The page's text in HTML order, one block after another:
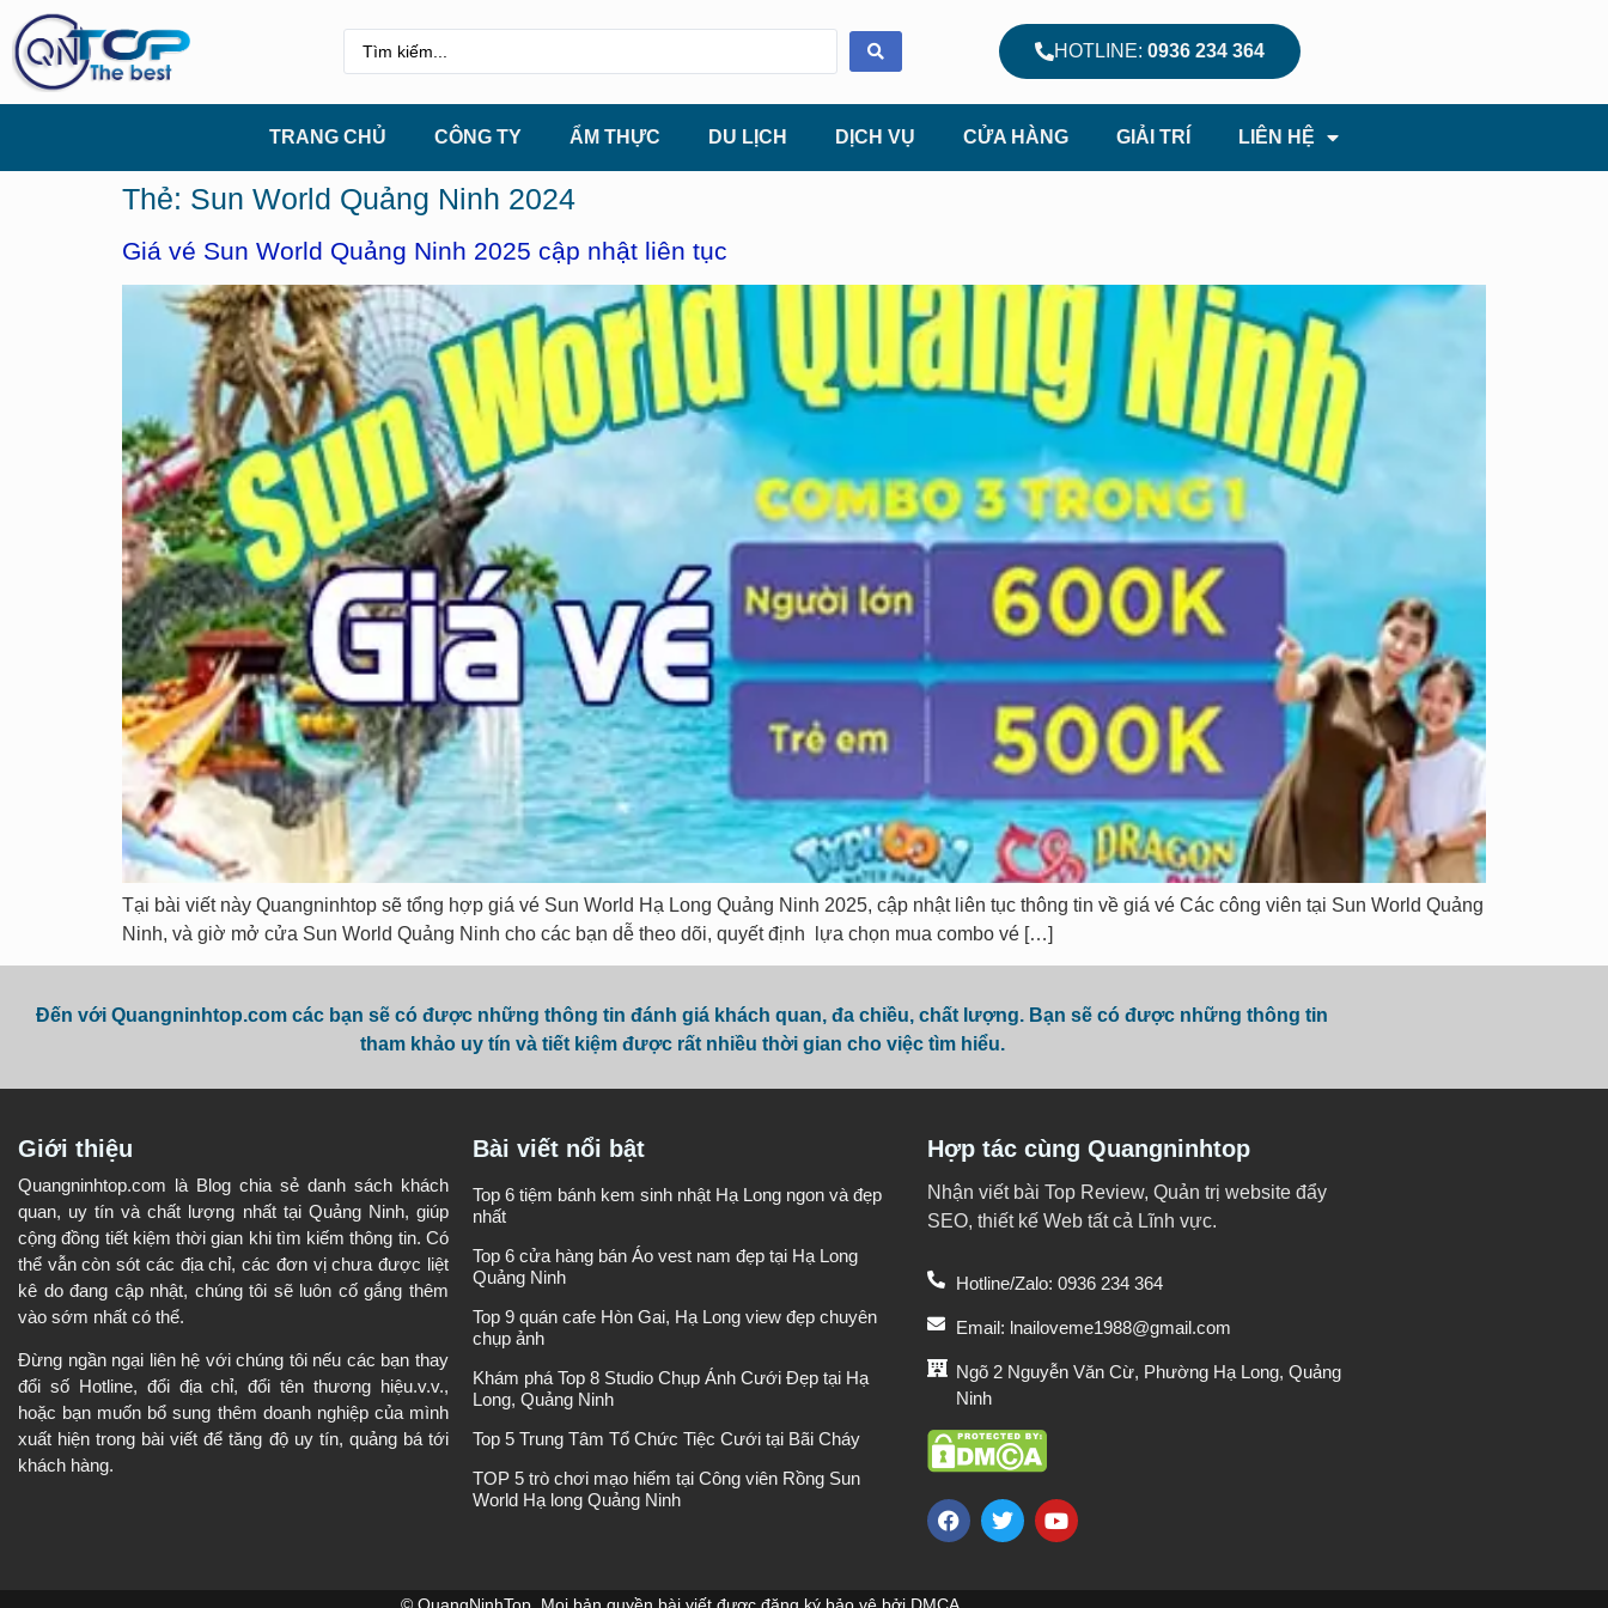
HOTLINE:0936 234 364
TRANG CHỦ CÔNG TY ẨM THỰC DU LỊCH DỊCH VỤ CỬA HÀNG GIẢI TRÍ LIÊN HỆ
Thẻ: Sun World Quảng Ninh 2024
Giá vé Sun World Quảng Ninh 2025 cập nhật liên tục
Tại bài viết này Quangninhtop sẽ tổng hợp giá vé Sun World Hạ Long Quảng Ninh 2025, cập nhật liên tục thông tin về giá vé Các công viên tại Sun World Quảng
Ninh, và giờ mở cửa Sun World Quảng Ninh cho các bạn dễ theo dõi, quyết định lựa chọn mua combo vé […]
Đến với Quangninhtop.com các bạn sẽ có được những thông tin đánh giá khách quan, đa chiều, chất lượng. Bạn sẽ có được những thông tin
tham khảo uy tín và tiết kiệm được rất nhiều thời gian cho việc tìm hiểu.
Giới thiệu
Quangninhtop.com là Blog chia sẻ danh sách khách
quan, uy tín và chất lượng nhất tại Quảng Ninh, giúp
cộng đồng tiết kiệm thời gian khi tìm kiếm thông tin. Có
thể vẫn còn sót các địa chỉ, các đơn vị chưa được liệt
kê do đang cập nhật, chúng tôi sẽ luôn cố gắng thêm
vào sớm nhất có thể.
Đừng ngần ngại liên hệ với chúng tôi nếu các bạn thay
đổi số Hotline, đổi địa chỉ, đổi tên thương hiệu.v.v.,
hoặc bạn muốn bổ sung thêm doanh nghiệp của mình
xuất hiện trong bài viết để tăng độ uy tín, quảng bá tới
khách hàng.
Bài viết nổi bật
Top 6 tiệm bánh kem sinh nhật Hạ Long ngon và đẹp
nhất
Top 6 cửa hàng bán Áo vest nam đẹp tại Hạ Long
Quảng Ninh
Top 9 quán cafe Hòn Gai, Hạ Long view đẹp chuyên
chụp ảnh
Khám phá Top 8 Studio Chụp Ảnh Cưới Đẹp tại Hạ
Long, Quảng Ninh
Top 5 Trung Tâm Tổ Chức Tiệc Cưới tại Bãi Cháy
TOP 5 trò chơi mạo hiểm tại Công viên Rồng Sun
World Hạ long Quảng Ninh
Hợp tác cùng Quangninhtop
Nhận viết bài Top Review, Quản trị website đẩy
SEO, thiết kế Web tất cả Lĩnh vực.
Hotline/Zalo: 0936 234 364
Email: lnailoveme1988@gmail.com
Ngõ 2 Nguyễn Văn Cừ, Phường Hạ Long, Quảng
Ninh